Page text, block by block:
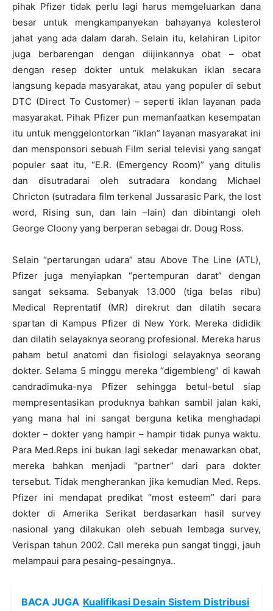
pihak Pfizer tidak perlu lagi harus memgeluarkan dana
besar untuk mengkampanyekan bahayanya kolesterol
jahat yang ada dalam darah. Selain itu, kelahiran Lipitor
juga berbarengan dengan diijinkannya obat – obat
dengan resep dokter untuk melakukan iklan secara
langsung kepada masyarakat, atau yang populer di sebut
DTC (Direct To Customer) – seperti iklan layanan pada
masyarakat. Pihak Pfizer pun memanfaatkan kesempatan
itu untuk menggelontorkan “iklan” layanan masyarakat ini
dan mensponsori sebuah Film serial televisi yang sangat
populer saat itu, “E.R. (Emergency Room)” yang ditulis
dan disutradarai oleh sutradara kondang Michael
Chricton (sutradara film terkenal Jussarasic Park, the lost
word, Rising sun, dan lain –lain) dan dibintangi oleh
George Cloony yang berperan sebagai dr. Doug Ross.
Selain “pertarungan udara” atau Above The Line (ATL),
Pfizer juga menyiapkan “pertempuran darat” dengan
sangat seksama. Sebanyak 13.000 (tiga belas ribu)
Medical Reprentatif (MR) direkrut dan dilatih secara
spartan di Kampus Pfizer di New York. Mereka dididik
dan dilatih selayaknya seorang profesional. Mereka harus
paham betul anatomi dan fisiologi selayaknya seorang
dokter. Selama 5 minggu mereka “digembleng” di kawah
candradimuka-nya Pfizer sehingga betul-betul siap
mempresentasikan produknya bahkan sambil jalan kaki,
yang mana hal ini sangat berguna ketika menghadapi
dokter – dokter yang hampir – hampir tidak punya waktu.
Para Med.Reps ini bukan lagi sekedar menawarkan obat,
mereka bahkan menjadi “partner” dari para dokter
tersebut. Tidak mengherankan jika kemudian Med. Reps.
Pfizer ini mendapat predikat “most esteem” dari para
dokter di Amerika Serikat berdasarkan hasil survey
nasional yang dilakukan oleh sebuah lembaga survey,
Verispan tahun 2002. Call mereka pun sangat tinggi, jauh
melampaui para pesaing-pesaingnya..
BACA JUGA Kualifikasi Desain Sistem Distribusi